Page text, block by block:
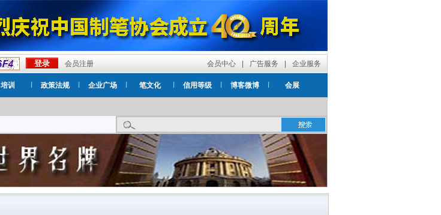
会员注册 会员中心 广告服务 企业服务
培训 政策法规 企业广场 笔文化 信用等级 博客微博 会展